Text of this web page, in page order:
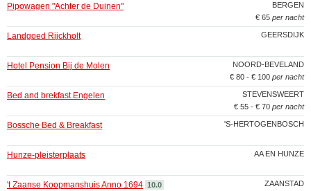
BERGEN
Pipowagen "Achter de Duinen"
€ 65 per nacht
GEERSDIJK
Landgoed Rijckholt
NOORD-BEVELAND
Hotel Pension Bij de Molen
€ 80 - € 100 per nacht
STEVENSWEERT
Bed and brekfast Engelen
€ 55 - € 70 per nacht
'S-HERTOGENBOSCH
Bossche Bed & Breakfast
AA EN HUNZE
Hunze-pleisterplaats
ZAANSTAD
't Zaanse Koopmanshuis Anno 1694 10.0